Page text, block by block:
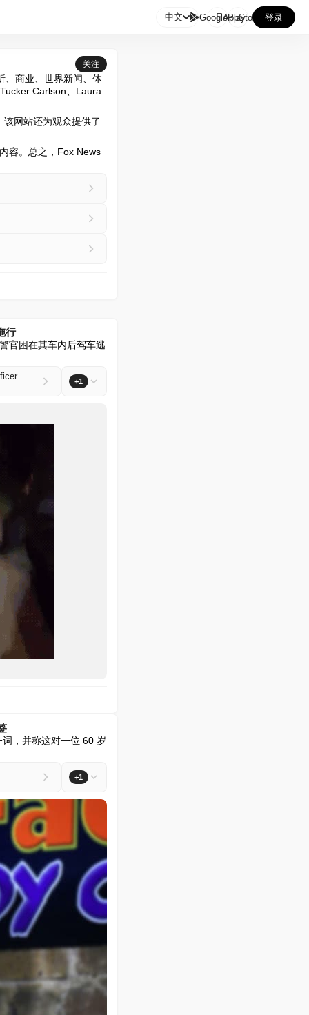
中文 GooglePlay
AppStore 登录
关注
、商业、世界新闻、体
Carlson、Laura
网站还为观众提供了
容。总之，Fox News
行
官困在其车内后驾车逃
+1
，并称这对一位 60 岁
+1